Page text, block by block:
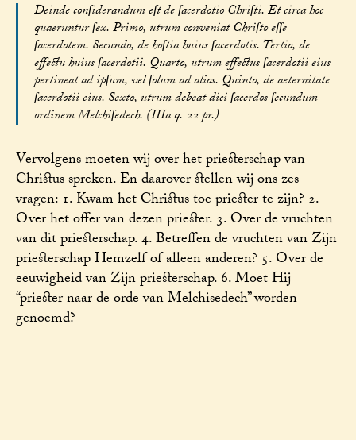
Deinde conſiderandum eſt de ſacerdotio Chriſti. Et circa hoc
quaeruntur ſex. Primo, utrum conveniat Chriſto eſſe
ſacerdotem. Secundo, de hoſtia huius ſacerdotis. Tertio, de
effectu huius ſacerdotii. Quarto, utrum effectus ſacerdotii eius
pertineat ad ipſum, vel ſolum ad alios. Quinto, de aeternitate
ſacerdotii eius. Sexto, utrum debeat dici ſacerdos ſecundum
ordinem Melchiſedech. (IIIa q. 22 pr.)
Vervolgens moeten wij over het priesterschap van
Christus spreken. En daarover stellen wij ons zes
vragen: 1. Kwam het Christus toe priester te zijn? 2.
Over het offer van dezen priester. 3. Over de vruchten
van dit priesterschap. 4. Betreffen de vruchten van Zijn
priesterschap Hemzelf of alleen anderen? 5. Over de
eeuwigheid van Zijn priesterschap. 6. Moet Hij
“priester naar de orde van Melchisedech” worden
genoemd?